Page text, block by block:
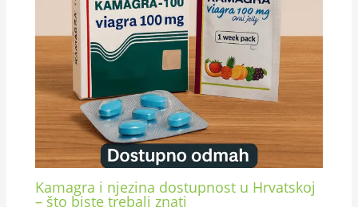
Kamagra i njezina dostupnost u Hrvatskoj
– što biste trebali znati